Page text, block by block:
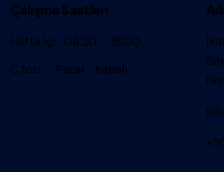
Çalışma Saatleri
Hafta İçi : 08:30 – 18:00
C.tesi – Pazar : Kapalı